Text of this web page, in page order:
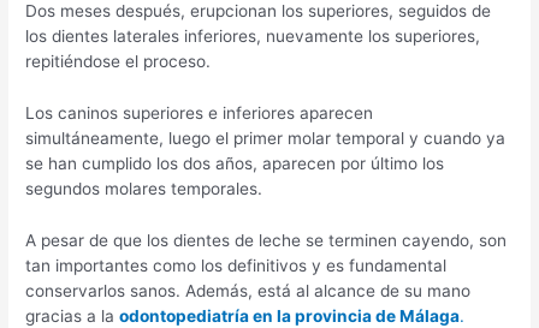
Dos meses después, erupcionan los superiores, seguidos de
los dientes laterales inferiores, nuevamente los superiores,
repitiéndose el proceso.
Los caninos superiores e inferiores aparecen
simultáneamente, luego el primer molar temporal y cuando ya
se han cumplido los dos años, aparecen por último los
segundos molares temporales.
A pesar de que los dientes de leche se terminen cayendo, son
tan importantes como los definitivos y es fundamental
conservarlos sanos. Además, está al alcance de su mano
gracias a laodontopediatría en la provincia de Málaga.